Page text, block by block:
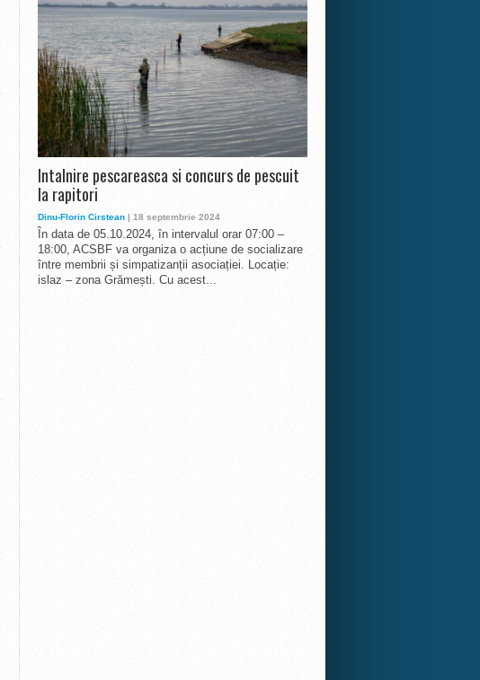
Intalnire pescareasca si concurs de pescuit
la rapitori
Dinu-Florin Cirstean | 18 septembrie 2024
În data de 05.10.2024, în intervalul orar 07:00 –
18:00, ACSBF va organiza o acțiune de socializare
între membrii și simpatizanții asociației. Locație:
islaz – zona Grămești. Cu acest...